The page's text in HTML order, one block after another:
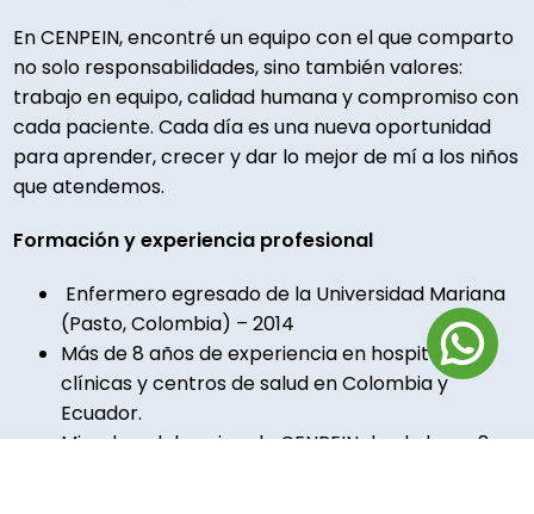
En CENPEIN, encontré un equipo con el que comparto
no solo responsabilidades, sino también valores:
trabajo en equipo, calidad humana y compromiso con
cada paciente. Cada día es una nueva oportunidad
para aprender, crecer y dar lo mejor de mí a los niños
que atendemos.
Formación y experiencia profesional
Enfermero egresado de la Universidad Mariana
(Pasto, Colombia) – 2014
Más de 8 años de experiencia en hospitales,
clínicas y centros de salud en Colombia y
Ecuador.
Miembro del equipo de CENPEIN desde hace 8